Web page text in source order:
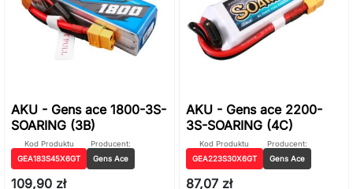
AKU - Gens ace 1800-3S-
SOARING (3B)
Kod Produktu
GEA183S45X6GT
Producent:
Gens Ace
109,90 zł
AKU - Gens ace 2200-
3S-SOARING (4C)
Kod Produktu
GEA223S30X6GT
Producent:
Gens Ace
87,07 zł